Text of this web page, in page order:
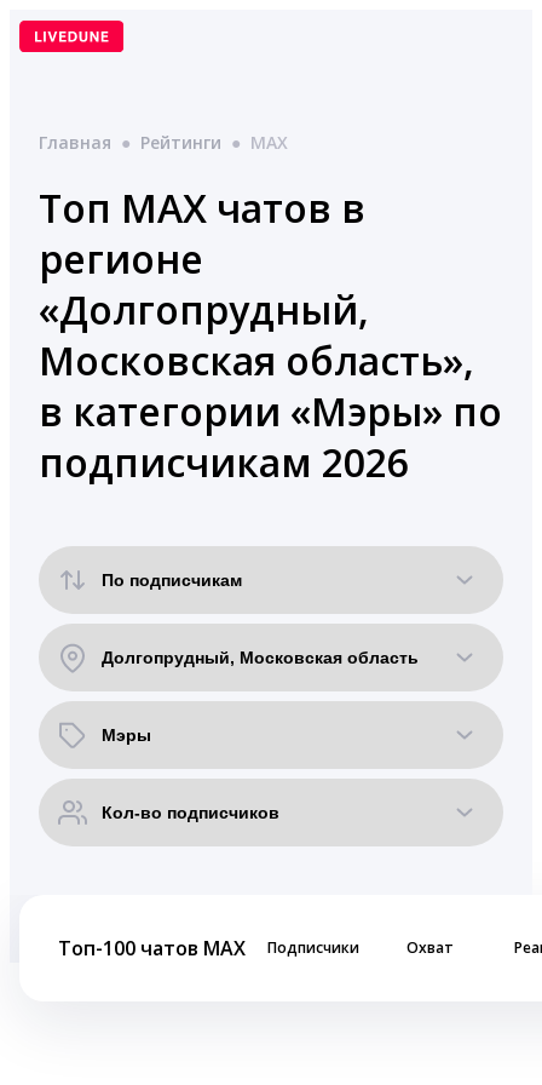
Перейти
Главная ● Рейтинги ● MAX
Топ MAX чатов в
регионе
«Долгопрудный,
Московская область»,
в категории «Мэры» по
подписчикам 2026
Топ-100 чатов MAX Подписчики Охват